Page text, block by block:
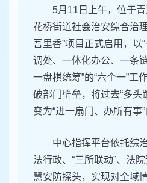
5月11日上午，位于
花桥街道社会治安综合治
吾里香”项目正式启用，以
调处、一体化办公、一条
一盘棋统筹”的“六个一”工
破部门壁垒，将过去“多头
变为“进一扇门、办所有事”
中心指挥平台依托综
法行政、“三所联动”、法
慧安防探头，实现对全域